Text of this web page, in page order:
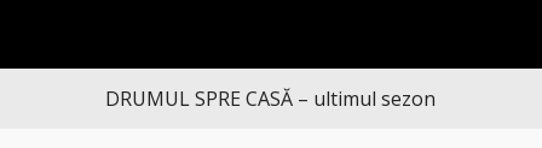
DRUMUL SPRE CASĂ – ultimul sezon te aduce la